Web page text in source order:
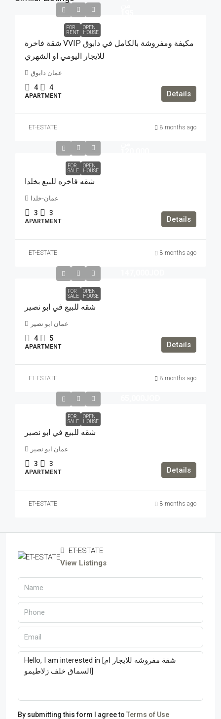
FOR
RENT
OPEN
HOUSE
شقة فاخرة VVIP مكيفة ومفروشة بالكامل في دابوق
للايجار اليومي او الشهري
عمان دابوق
4 4
APARTMENT Details
ET-ESTATE 8 months ago
FOR
SALE
OPEN
HOUSE
شقه فاخره للبيع بخلدا
عمان-خلدا
3 3
APARTMENT Details
ET-ESTATE 8 months ago
FOR
SALE
OPEN
HOUSE
شقه للبيع في ابو نصير
عمان ابو نصير
4 5
APARTMENT Details
ET-ESTATE 8 months ago
FOR
SALE
OPEN
HOUSE
شقه للبيع في ابو نصير
عمان ابو نصير
3 3
APARTMENT Details
ET-ESTATE 8 months ago
ET-ESTATE
View Listings
By submitting this form I agree to Terms of Use